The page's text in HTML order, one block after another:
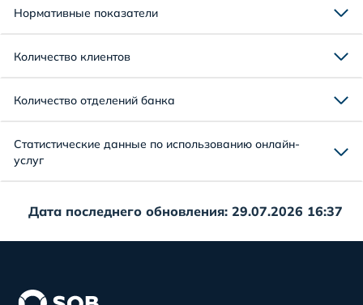
Нормативные показатели
Количество клиентов
Количество отделений банка
Статистические данные по использованию онлайн-
услуг
Дата последнего обновления: 29.07.2026 16:37